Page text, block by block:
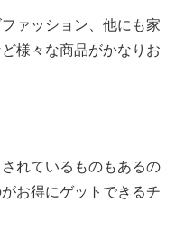
ァッション、他にも家
様々な商品がかなりお
されているものもあるの
お得にゲットできるチ